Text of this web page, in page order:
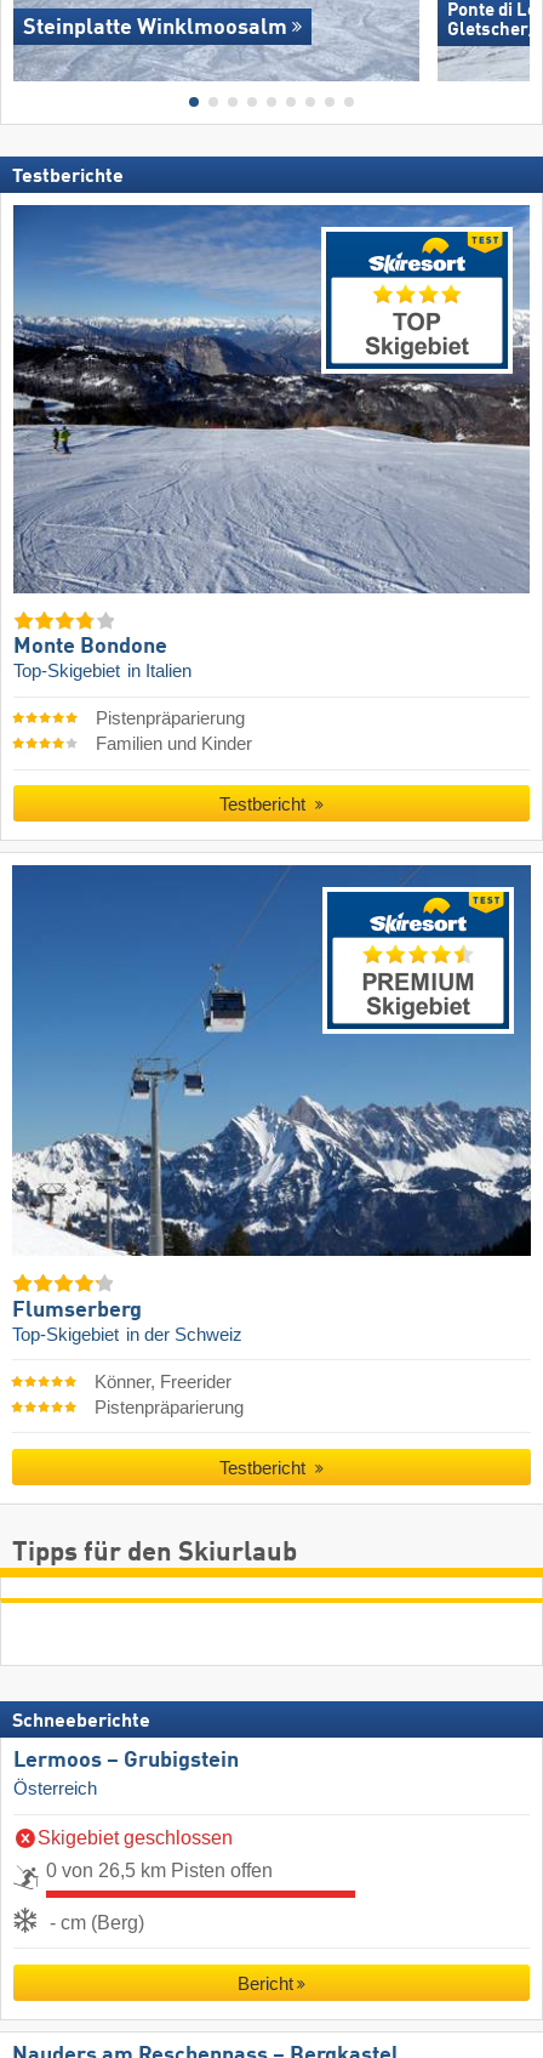
Steinplatte Winklmoosalm
Ponte di
Gletscher/​
Testberichte
Monte Bondone
Top-Skigebiet in Italien
Pistenpräparierung
Familien und Kinder
Testbericht
Flumserberg
Top-Skigebiet in der Schweiz
Könner, Freerider
Pistenpräparierung
Testbericht
Tipps für den Skiurlaub
Schneeberichte
Lermoos – Grubigstein
Österreich
Skigebiet geschlossen
0 von 26,5 km Pisten offen
- cm (Berg)
Bericht